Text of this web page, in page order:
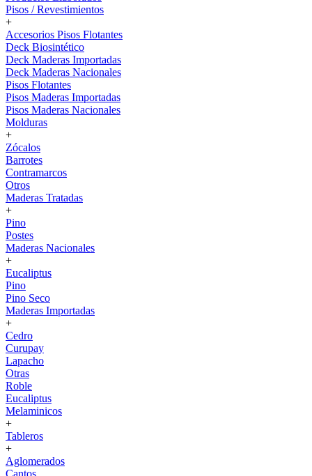
Pisos / Revestimientos
+
Accesorios Pisos Flotantes
Deck Biosintético
Deck Maderas Importadas
Deck Maderas Nacionales
Pisos Flotantes
Pisos Maderas Importadas
Pisos Maderas Nacionales
Molduras
+
Zócalos
Barrotes
Contramarcos
Otros
Maderas Tratadas
+
Pino
Postes
Maderas Nacionales
+
Eucaliptus
Pino
Pino Seco
Maderas Importadas
+
Cedro
Curupay
Lapacho
Otras
Roble
Eucaliptus
Melaminicos
+
Tableros
+
Aglomerados
Cantos